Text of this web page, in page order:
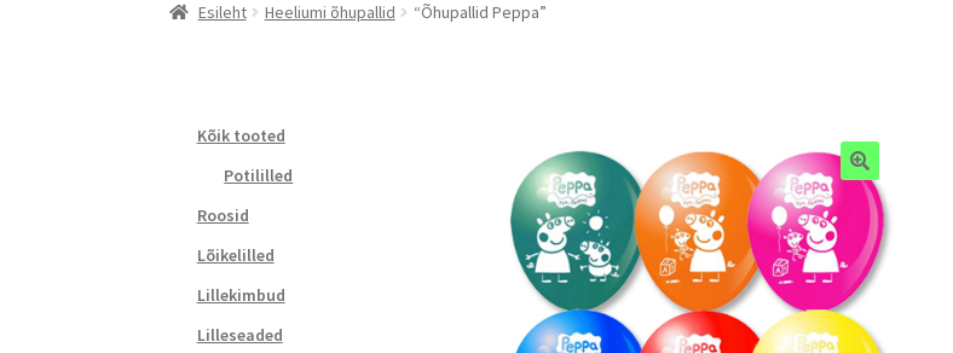
Esileht Heeliumi õhupallid “Õhupallid Peppa”
Kõik tooted
Potililled
Roosid
Lõikelilled
Lillekimbud
Lilleseaded